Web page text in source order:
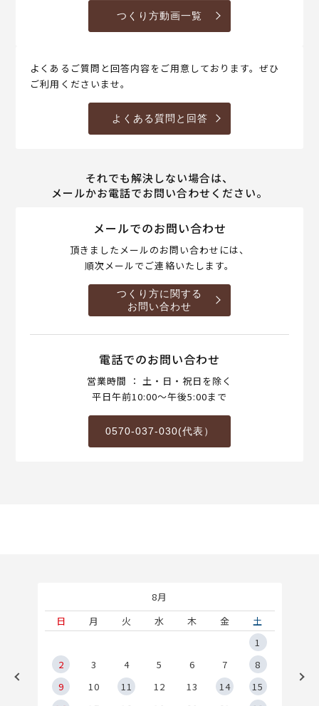
つくり方動画一覧
よくあるご質問と回答内容をご用意しております。ぜひ
ご利用くださいませ。
よくある質問と回答
それでも解決しない場合は、
メールかお電話でお問い合わせください。
メールでのお問い合わせ
頂きましたメールのお問い合わせには、
順次メールでご連絡いたします。
つくり方に関する
お問い合わせ
電話でのお問い合わせ
営業時間 ： 土・日・祝日を除く
平日午前10:00～午後5:00まで
0570-037-030(代表）
8月
日
月 火 水 木 金
土
1
2
3 4 5 6 7
8
9
10 11 12 13 14
15